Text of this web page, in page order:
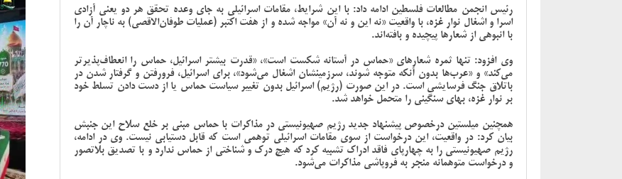
رئیس انجمن مطالعات فلسطین ادامه داد: با این شرایط، مقامات اسرائیلی به جای وعده تحقق هر دو یعنی آزادی
اسرا و اشغال نوار غزه، با واقعیت «نه این و نه آن» مواجه شده و از هفت اکتبر (عملیات طوفان‌الاقصی) به ناچار آن را
با انبوهی از شعارها پیچیده و بافته‌اند.
وی افزود: تنها ثمره شعارهای «حماس در آستانه شکست است»، «قدرت بیشتر اسرائیل، حماس را انعطاف‌پذیرتر
می‌کند» و «عرب‌ها بدون آنکه متوجه شوند، سرزمینشان اشغال می‌شود»، برای اسرائیل، فرورفتن و گرفتار شدن در
باتلاق جنگ فرسایشی است. در این صورت (رژیم) اسرائیل بدون تغییر سیاست حماس یا از دست دادن تسلط خود
بر نوار غزه، بهای سنگینی را متحمل خواهد شد.
همچنین میلستین درخصوص پیشنهاد جدید رژیم صهیونیستی در مذاکرات با حماس مبنی بر خلع سلاح این جنبش
بیان کرد: در واقعیت، این درخواست از سوی مقامات اسرائیلی توهمی است که قابل دستیابی نیست. وی در ادامه،
رژیم صهیونیستی را به چهارپای فاقد ادراک تشبیه کرد که هیچ درک و شناختی از حماس ندارد و با تصدیق بلاتصور
و درخواست متوهمانه منجر به فروپاشی مذاکرات می‌شود.